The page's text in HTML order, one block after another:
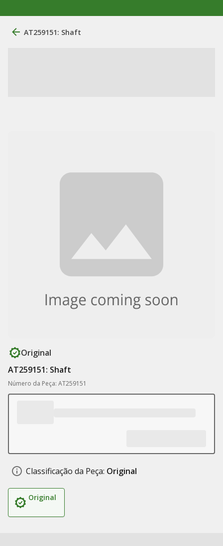
AT259151: Shaft
Original
AT259151: Shaft
Número da Peça: AT259151
Classificação da Peça: Original
Original